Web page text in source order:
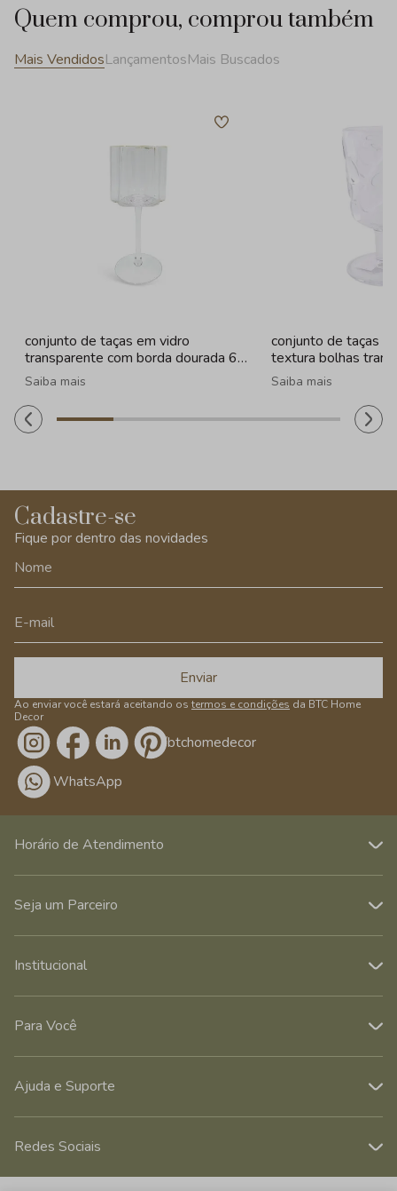
Quem comprou, comprou também
Mais VendidosLançamentosMais Buscados
conjunto de taças em vidro
transparente com borda dourada 6
peças - 330ml
Saiba mais
conjunto de taças
textura bolhas
- 260ml
Saiba mais
Cadastre-se
Fique por dentro das novidades
Enviar
Ao enviar você estará aceitando os termos e condições da BTC Home
Decor
/btchomedecor
WhatsApp
Horário de Atendimento
Seja um Parceiro
Institucional
Para Você
Ajuda e Suporte
Redes Sociais